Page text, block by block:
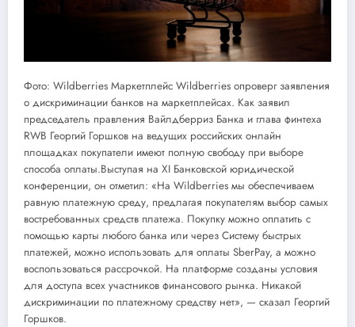
Фото: Wildberries Маркетплейс Wildberries опроверг заявления
о дискриминации банков на маркетплейсах. Как заявил
председатель правления Вайлдберриз Банка и глава финтеха
RWB Георгий Горшков на ведущих российских онлайн
площадках покупатели имеют полную свободу при выборе
способа оплаты.Выступая на XI Банковской юридической
конференции, он отметил: «На Wildberries мы обеспечиваем
равную платежную среду, предлагая покупателям выбор самых
востребованных средств платежа. Покупку можно оплатить с
помощью карты любого банка или через Систему быстрых
платежей, можно использовать для оплаты SberPay, а можно
воспользоваться рассрочкой. На платформе созданы условия
для доступа всех участников финансового рынка. Никакой
дискриминации по платежному средству нет», — сказал Георгий
Горшков.